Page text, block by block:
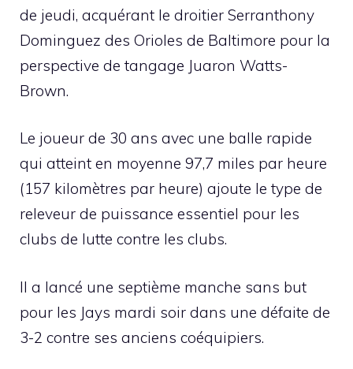
de jeudi, acquérant le droitier Serranthony
Dominguez des Orioles de Baltimore pour la
perspective de tangage Juaron Watts-
Brown.
Le joueur de 30 ans avec une balle rapide
qui atteint en moyenne 97,7 miles par heure
(157 kilomètres par heure) ajoute le type de
releveur de puissance essentiel pour les
clubs de lutte contre les clubs.
Il a lancé une septième manche sans but
pour les Jays mardi soir dans une défaite de
3-2 contre ses anciens coéquipiers.